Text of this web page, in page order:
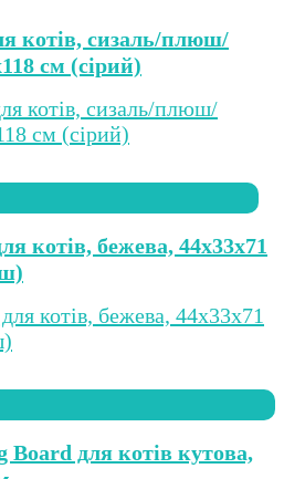
котів, сизаль/плюш/
см (сірий)
котів, бежева, 44х33х71
для котів кутова,